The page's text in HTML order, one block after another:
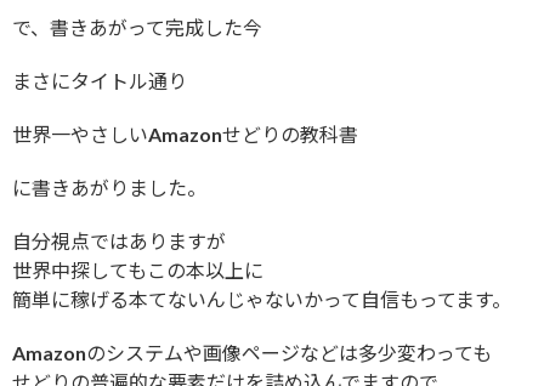
で、書きあがって完成した今
まさにタイトル通り
世界一やさしいAmazonせどりの教科書
に書きあがりました。
自分視点ではありますが
世界中探してもこの本以上に
簡単に稼げる本てないんじゃないかって自信もってます。
Amazonのシステムや画像ページなどは多少変わっても